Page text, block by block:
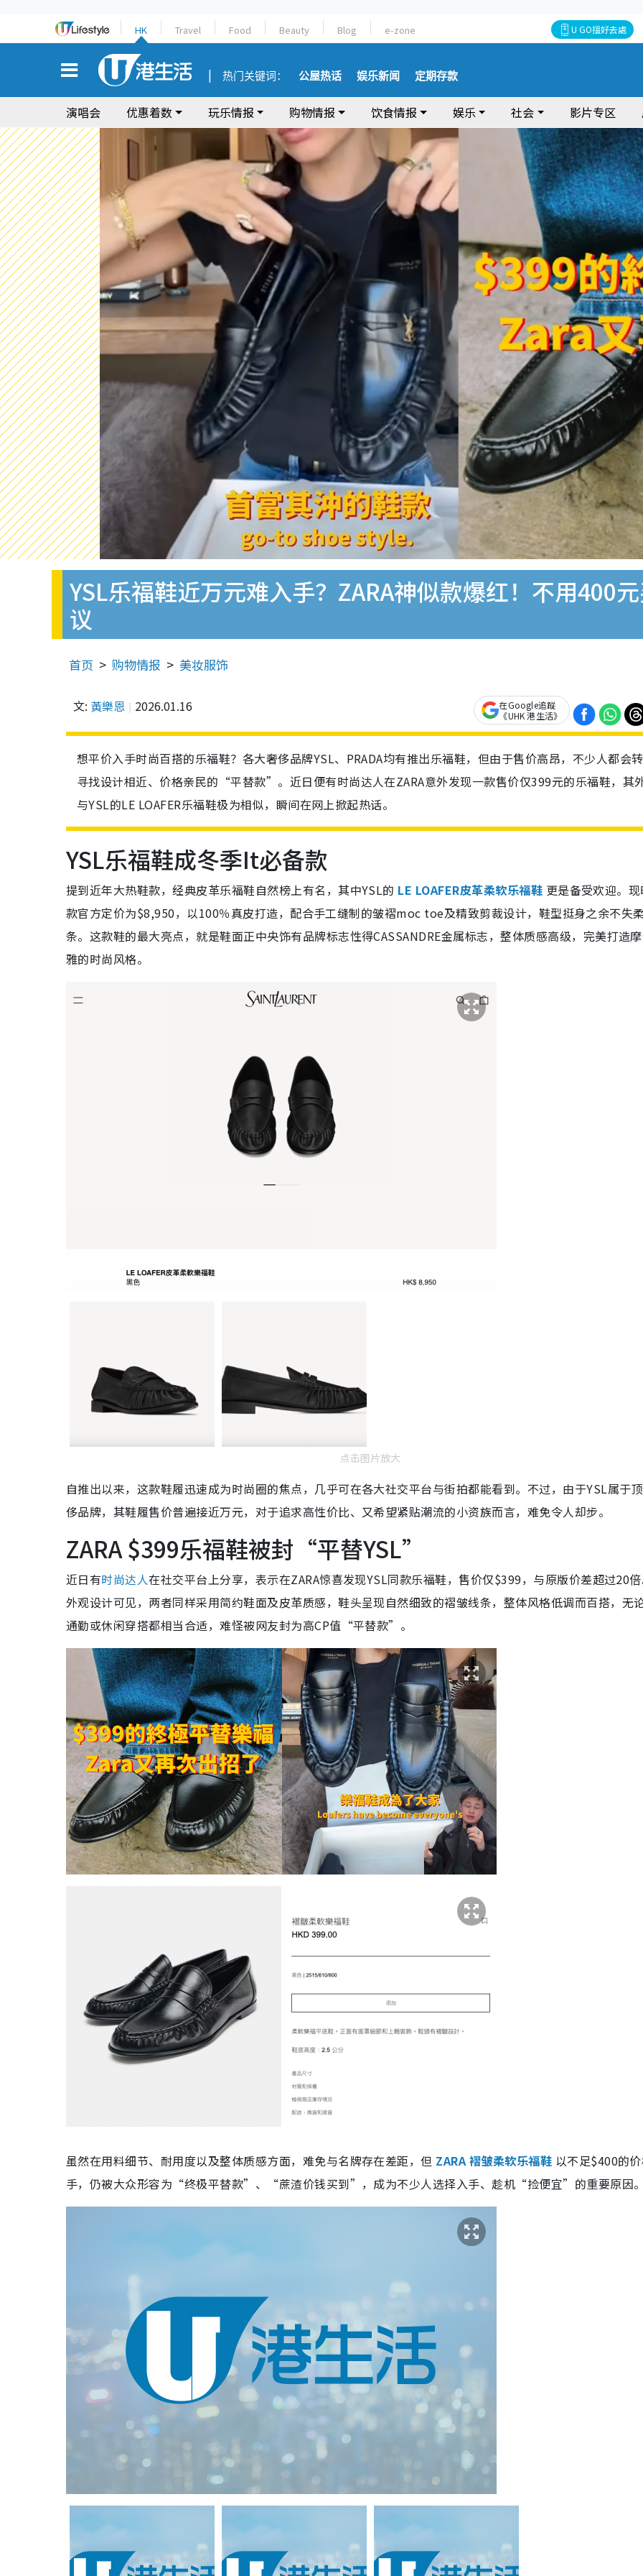
HK Travel Food Beauty Blog e-zone U GO搵好去處
热门关键词： 公屋热话 娱乐新闻 定期存款
演唱会 优惠着数 玩乐情报 购物情报 饮食情报 娱乐 社会 影片专区
YSL乐福鞋近万元难入手？ZARA神似款爆红！不用400
议
首页 购物情报 美妆服饰
文: 黃樂恩 2026.01.16
在Google追蹤
《UHK 港生活》
想平价入手时尚百搭的乐福鞋？各大奢侈品牌YSL、PRADA均有推出乐福鞋，但由于售价高昂，不少人都会
寻找设计相近、价格亲民的“平替款”。近日便有时尚达人在ZARA意外发现一款售价仅399元的乐福鞋，其
与YSL的LE LOAFER乐福鞋极为相似，瞬间在网上掀起热话。
YSL乐福鞋成冬季It必备款
提到近年大热鞋款，经典皮革乐福鞋自然榜上有名，其中YSL的 LE LOAFER皮革柔软乐福鞋 更是备受欢迎。
款官方定价为$8,950，以100％真皮打造，配合手工缝制的皱褶moc toe及精致剪裁设计，鞋型挺身之余不失
条。这款鞋的最大亮点，就是鞋面正中央饰有品牌标志性得CASSANDRE金属标志，整体质感高级，完美打造
雅的时尚风格。
点击图片放大
自推出以来，这款鞋履迅速成为时尚圈的焦点，几乎可在各大社交平台与街拍都能看到。不过，由于YSL属于
侈品牌，其鞋履售价普遍接近万元，对于追求高性价比、又希望紧贴潮流的小资族而言，难免令人却步。
ZARA $399乐福鞋被封“平替YSL”
近日有时尚达人在社交平台上分享，表示在ZARA惊喜发现YSL同款乐福鞋，售价仅$399，与原版价差超过20
外观设计可见，两者同样采用简约鞋面及皮革质感，鞋头呈现自然细致的褶皱线条，整体风格低调而百搭，无
通勤或休闲穿搭都相当合适，难怪被网友封为高CP值“平替款”。
虽然在用料细节、耐用度以及整体质感方面，难免与名牌存在差距，但 ZARA 褶皱柔软乐福鞋 以不足$400的
手，仍被大众形容为“终极平替款”、“蔗渣价钱买到”，成为不少人选择入手、趁机“捡便宜”的重要原因。